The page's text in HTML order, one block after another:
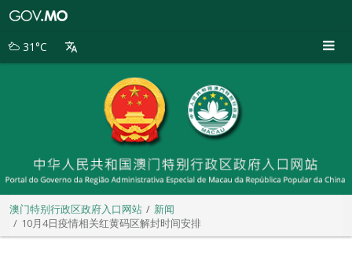
别
31°C
澳门特别行政区政府入口网站
新闻
10月4日疫情相关红黄码区解封时间安排